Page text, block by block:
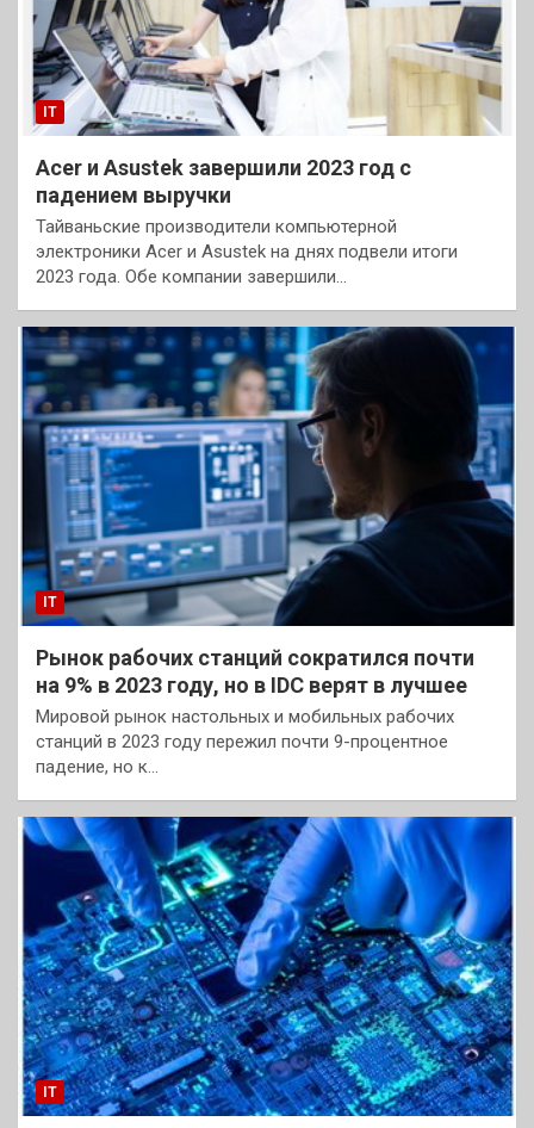
IT
Acer и Asustek завершили 2023 год с
падением выручки
Тайваньские производители компьютерной
электроники Acer и Asustek на днях подвели итоги
2023 года. Обе компании завершили…
IT
Рынок рабочих станций сократился почти
на 9% в 2023 году, но в IDC верят в лучшее
Мировой рынок настольных и мобильных рабочих
станций в 2023 году пережил почти 9-процентное
падение, но к…
IT